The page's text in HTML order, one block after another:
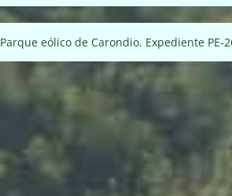
Parque eólico de Carondio. Expediente PE-